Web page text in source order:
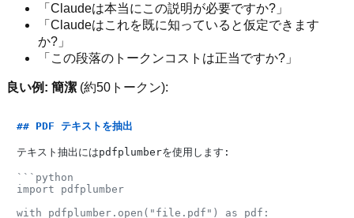
「Claudeは本当にこの説明が必要ですか?」
「Claudeはこれを既に知っていると仮定できます
か?」
「この段落のトークンコストは正当ですか?」
良い例: 簡潔 (約50トークン):
## PDF テキストを抽出
テキスト抽出にはpdfplumberを使用します:
```python
import pdfplumber
with pdfplumber.open("file.pdf") as pdf: